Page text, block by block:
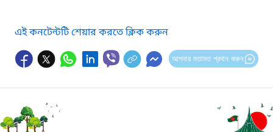
এই কনটেন্টটি শেয়ার করতে ক্লিক করুন
আপনার মতামত প্রদান করুন